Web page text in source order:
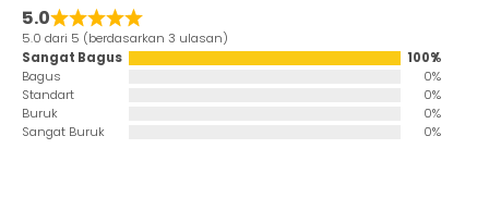
5.0
5.0 dari 5 (berdasarkan 3 ulasan)
Sangat Bagus
100%
Bagus
0%
Standart
0%
Buruk
0%
Sangat Buruk
0%